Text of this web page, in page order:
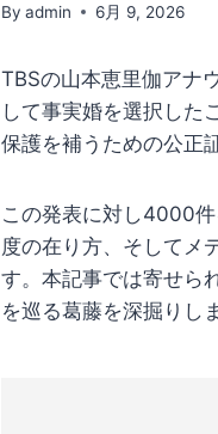
By admin 6月 9, 2026
TBSの山本恵里伽アナ
して事実婚を選択した
保護を補うための公正
この発表に対し4000
度の在り方、そしてメ
す。本記事では寄せら
を巡る葛藤を深掘りし